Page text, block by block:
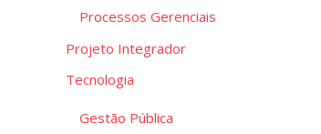
Processos Gerenciais
Projeto Integrador
Tecnologia
Gestão Pública